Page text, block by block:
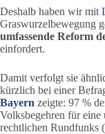
Deshalb haben wir mit
Graswurzelbewegung
umfassende Reform
einfordert.
Damit verfolgt sie
kürzlich bei einer
Bayern zeigte: 97 %
Volksbegehren für
rechtlichen Rundfunks